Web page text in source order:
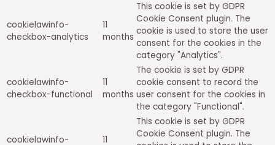
cookielawinfo-
checkbox-analytics
11
months
This cookie is set by GDPR
Cookie Consent plugin. The
cookie is used to store the user
consent for the cookies in the
category "Analytics".
cookielawinfo-
checkbox-functional
11
months
The cookie is set by GDPR
cookie consent to record the
user consent for the cookies in
the category "Functional".
cookielawinfo-
11
This cookie is set by GDPR
Cookie Consent plugin. The